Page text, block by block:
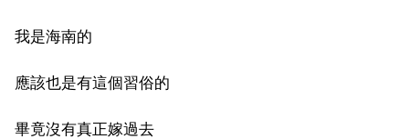
我是海南的
應該也是有這個習俗的
畢竟沒有真正嫁過去